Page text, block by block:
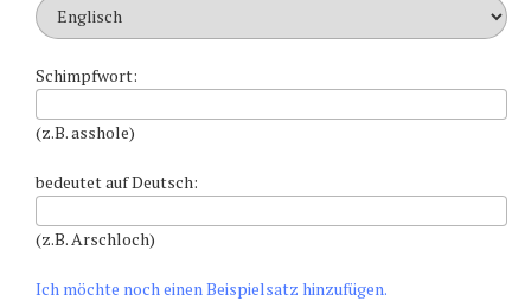
Schimpfwort:
(z.B. asshole)
bedeutet auf Deutsch:
(z.B. Arschloch)
Ich möchte noch einen Beispielsatz hinzufügen.